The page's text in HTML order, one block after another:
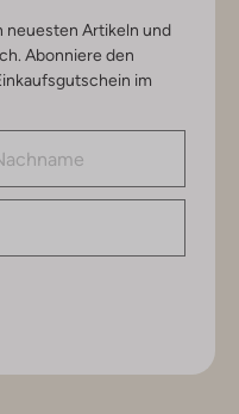
neuesten Artikeln und
Abonniere den
im